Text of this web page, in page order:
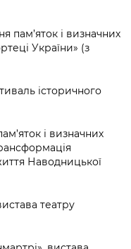
пам’яток і визначних
України» (з
історичного
і визначних
Наводницької
театру